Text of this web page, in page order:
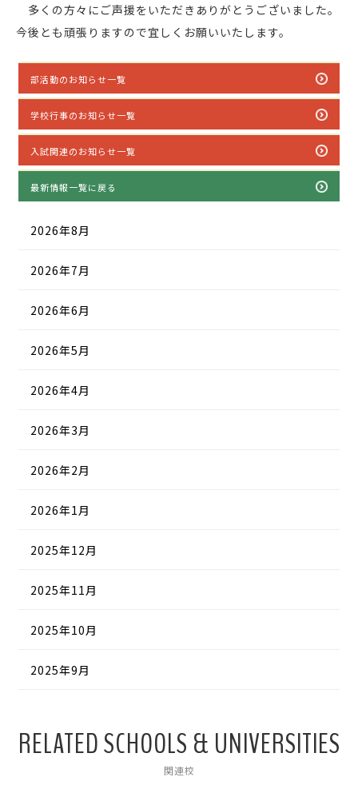
多くの方々にご声援をいただきありがとうございました。
今後とも頑張りますので宜しくお願いいたします。
部活動のお知らせ一覧
学校行事のお知らせ一覧
入試関連のお知らせ一覧
最新情報一覧に戻る
2026年8月
2026年7月
2026年6月
2026年5月
2026年4月
2026年3月
2026年2月
2026年1月
2025年12月
2025年11月
2025年10月
2025年9月
RELATED SCHOOLS & UNIVERSITIES
関連校